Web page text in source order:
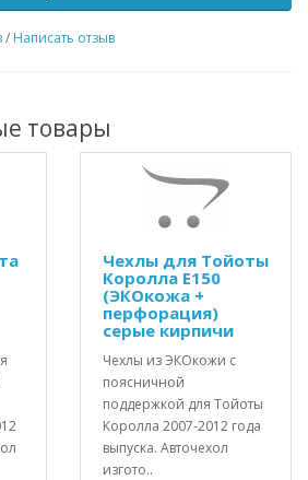
/ Написать отзыв
товары
Чехлы для Тойоты
Королла Е150
(ЭКОкожа +
перфорация)
серые кирпичи
Чехлы из ЭКОкожи с
поясничной
поддержкой для Тойоты
Королла 2007-2012 года
выпуска. Авточехол
изгото..